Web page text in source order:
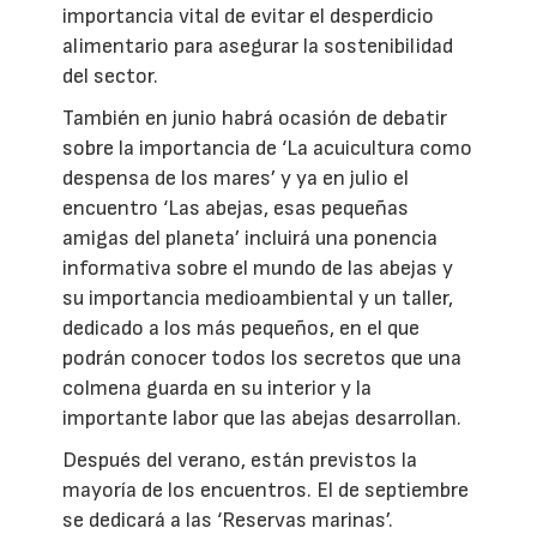
importancia vital de evitar el desperdicio
alimentario para asegurar la sostenibilidad
del sector.
También en junio habrá ocasión de debatir
sobre la importancia de ‘La acuicultura como
despensa de los mares’ y ya en julio el
encuentro ‘Las abejas, esas pequeñas
amigas del planeta’ incluirá una ponencia
informativa sobre el mundo de las abejas y
su importancia medioambiental y un taller,
dedicado a los más pequeños, en el que
podrán conocer todos los secretos que una
colmena guarda en su interior y la
importante labor que las abejas desarrollan.
Después del verano, están previstos la
mayoría de los encuentros. El de septiembre
se dedicará a las ‘Reservas marinas’.